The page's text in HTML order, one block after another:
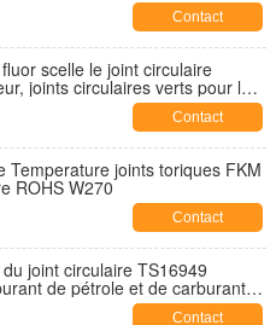
Contact
scelle le joint circulaire
joints circulaires verts pour le
Contact
Temperature joints toriques FKM
ROHS W270
Contact
joint circulaire TS16949
de pétrole et de carburant
Contact